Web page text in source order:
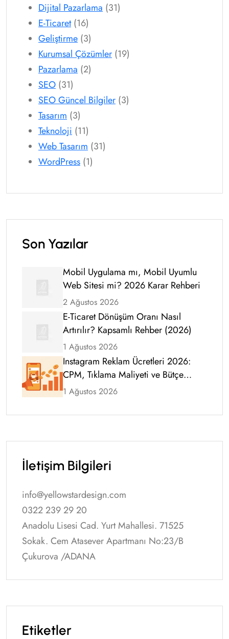
Dijital Pazarlama (31)
E-Ticaret(16)
Geliştirme (3)
Kurumsal Çözümler (19)
Pazarlama (2)
SEO (31)
SEO Güncel Bilgiler (3)
Tasarım (3)
Teknoloji (11)
Web Tasarım (31)
WordPress (1)
Son Yazılar
Mobil Uygulama mı, Mobil Uyumlu
Web Sitesi mi? 2026 Karar Rehberi
2 Ağustos 2026
E-Ticaret Dönüşüm Oranı Nasıl
Artırılır? Kapsamlı Rehber (2026)
1 Ağustos 2026
Instagram Reklam Ücretleri 2026:
CPM, Tıklama Maliyeti ve Bütçe
Rehberi
1 Ağustos 2026
İletişim Bilgileri
info@yellowstardesign.com
0322 239 29 20
Anadolu Lisesi Cad. Yurt Mahallesi. 71525
Sokak. Cem Atasever Apartmanı No:23/B
Çukurova /ADANA
Etiketler